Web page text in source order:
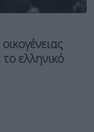
ελληνικό